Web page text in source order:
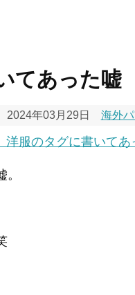
てあった嘘
2024年03月29日 海外